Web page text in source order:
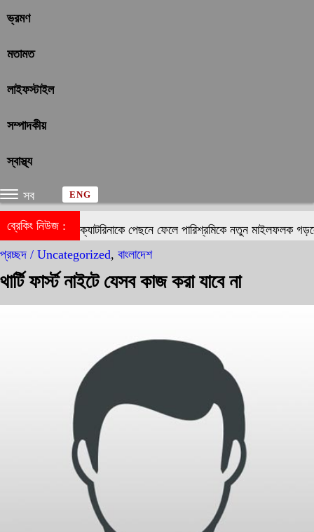
ভ্রমণ
মতামত
লাইফস্টাইল
সম্পাদকীয়
স্বাস্থ্য
সব ENG
ব্রেকিং নিউজ :
দীপিকা-ক্যাটরিনাকে পেছনে ফেলে পারিশ্রমিকে নতুন মাইলফলক গড়লেন
প্রচ্ছদ / Uncategorized, বাংলাদেশ
থার্টি ফার্স্ট নাইটে যেসব কাজ করা যাবে না